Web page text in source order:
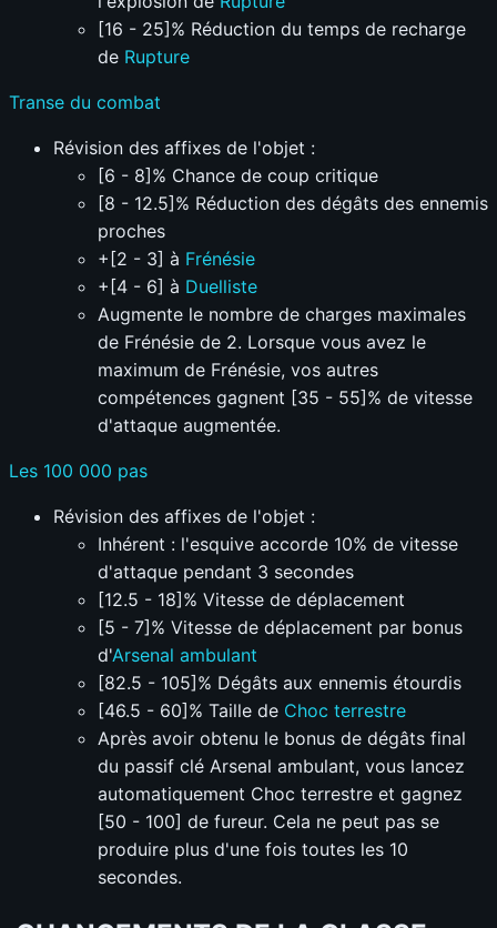
[16 - 25]% Réduction du temps de recharge
de Rupture
Transe du combat
Révision des affixes de l'objet :
[6 - 8]% Chance de coup critique
[8 - 12.5]% Réduction des dégâts des ennemis
proches
+[2 - 3] à Frénésie
+[4 - 6] à Duelliste
Augmente le nombre de charges maximales
de Frénésie de 2. Lorsque vous avez le
maximum de Frénésie, vos autres
compétences gagnent [35 - 55]% de vitesse
d'attaque augmentée.
Les 100 000 pas
Révision des affixes de l'objet :
Inhérent : l'esquive accorde 10% de vitesse
d'attaque pendant 3 secondes
[12.5 - 18]% Vitesse de déplacement
[5 - 7]% Vitesse de déplacement par bonus
d'Arsenal ambulant
[82.5 - 105]% Dégâts aux ennemis étourdis
[46.5 - 60]% Taille de Choc terrestre
Après avoir obtenu le bonus de dégâts final
du passif clé Arsenal ambulant, vous lancez
automatiquement Choc terrestre et gagnez
[50 - 100] de fureur. Cela ne peut pas se
produire plus d'une fois toutes les 10
secondes.